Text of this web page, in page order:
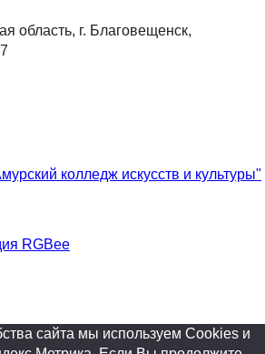
область, г. Благовещенск,
колледж искусств и культуры"
RGBee
сайта мы используем Cookies и